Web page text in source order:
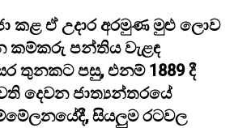
කළ ඒ උදාර අරමුණ මුළු ලොව
කම්කරු පන්තිය වැළඳ
තුනකට පසු, එනම් 1889 දී
දෙවන ජාත්‍යන්තරයේ
සියලුම රටවල